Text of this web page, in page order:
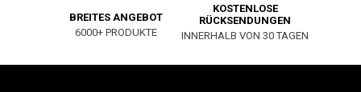
BREITES ANGEBOT
6000+ PRODUKTE
KOSTENLOSE
RÜCKSENDUNGEN
INNERHALB VON 30 TAGEN